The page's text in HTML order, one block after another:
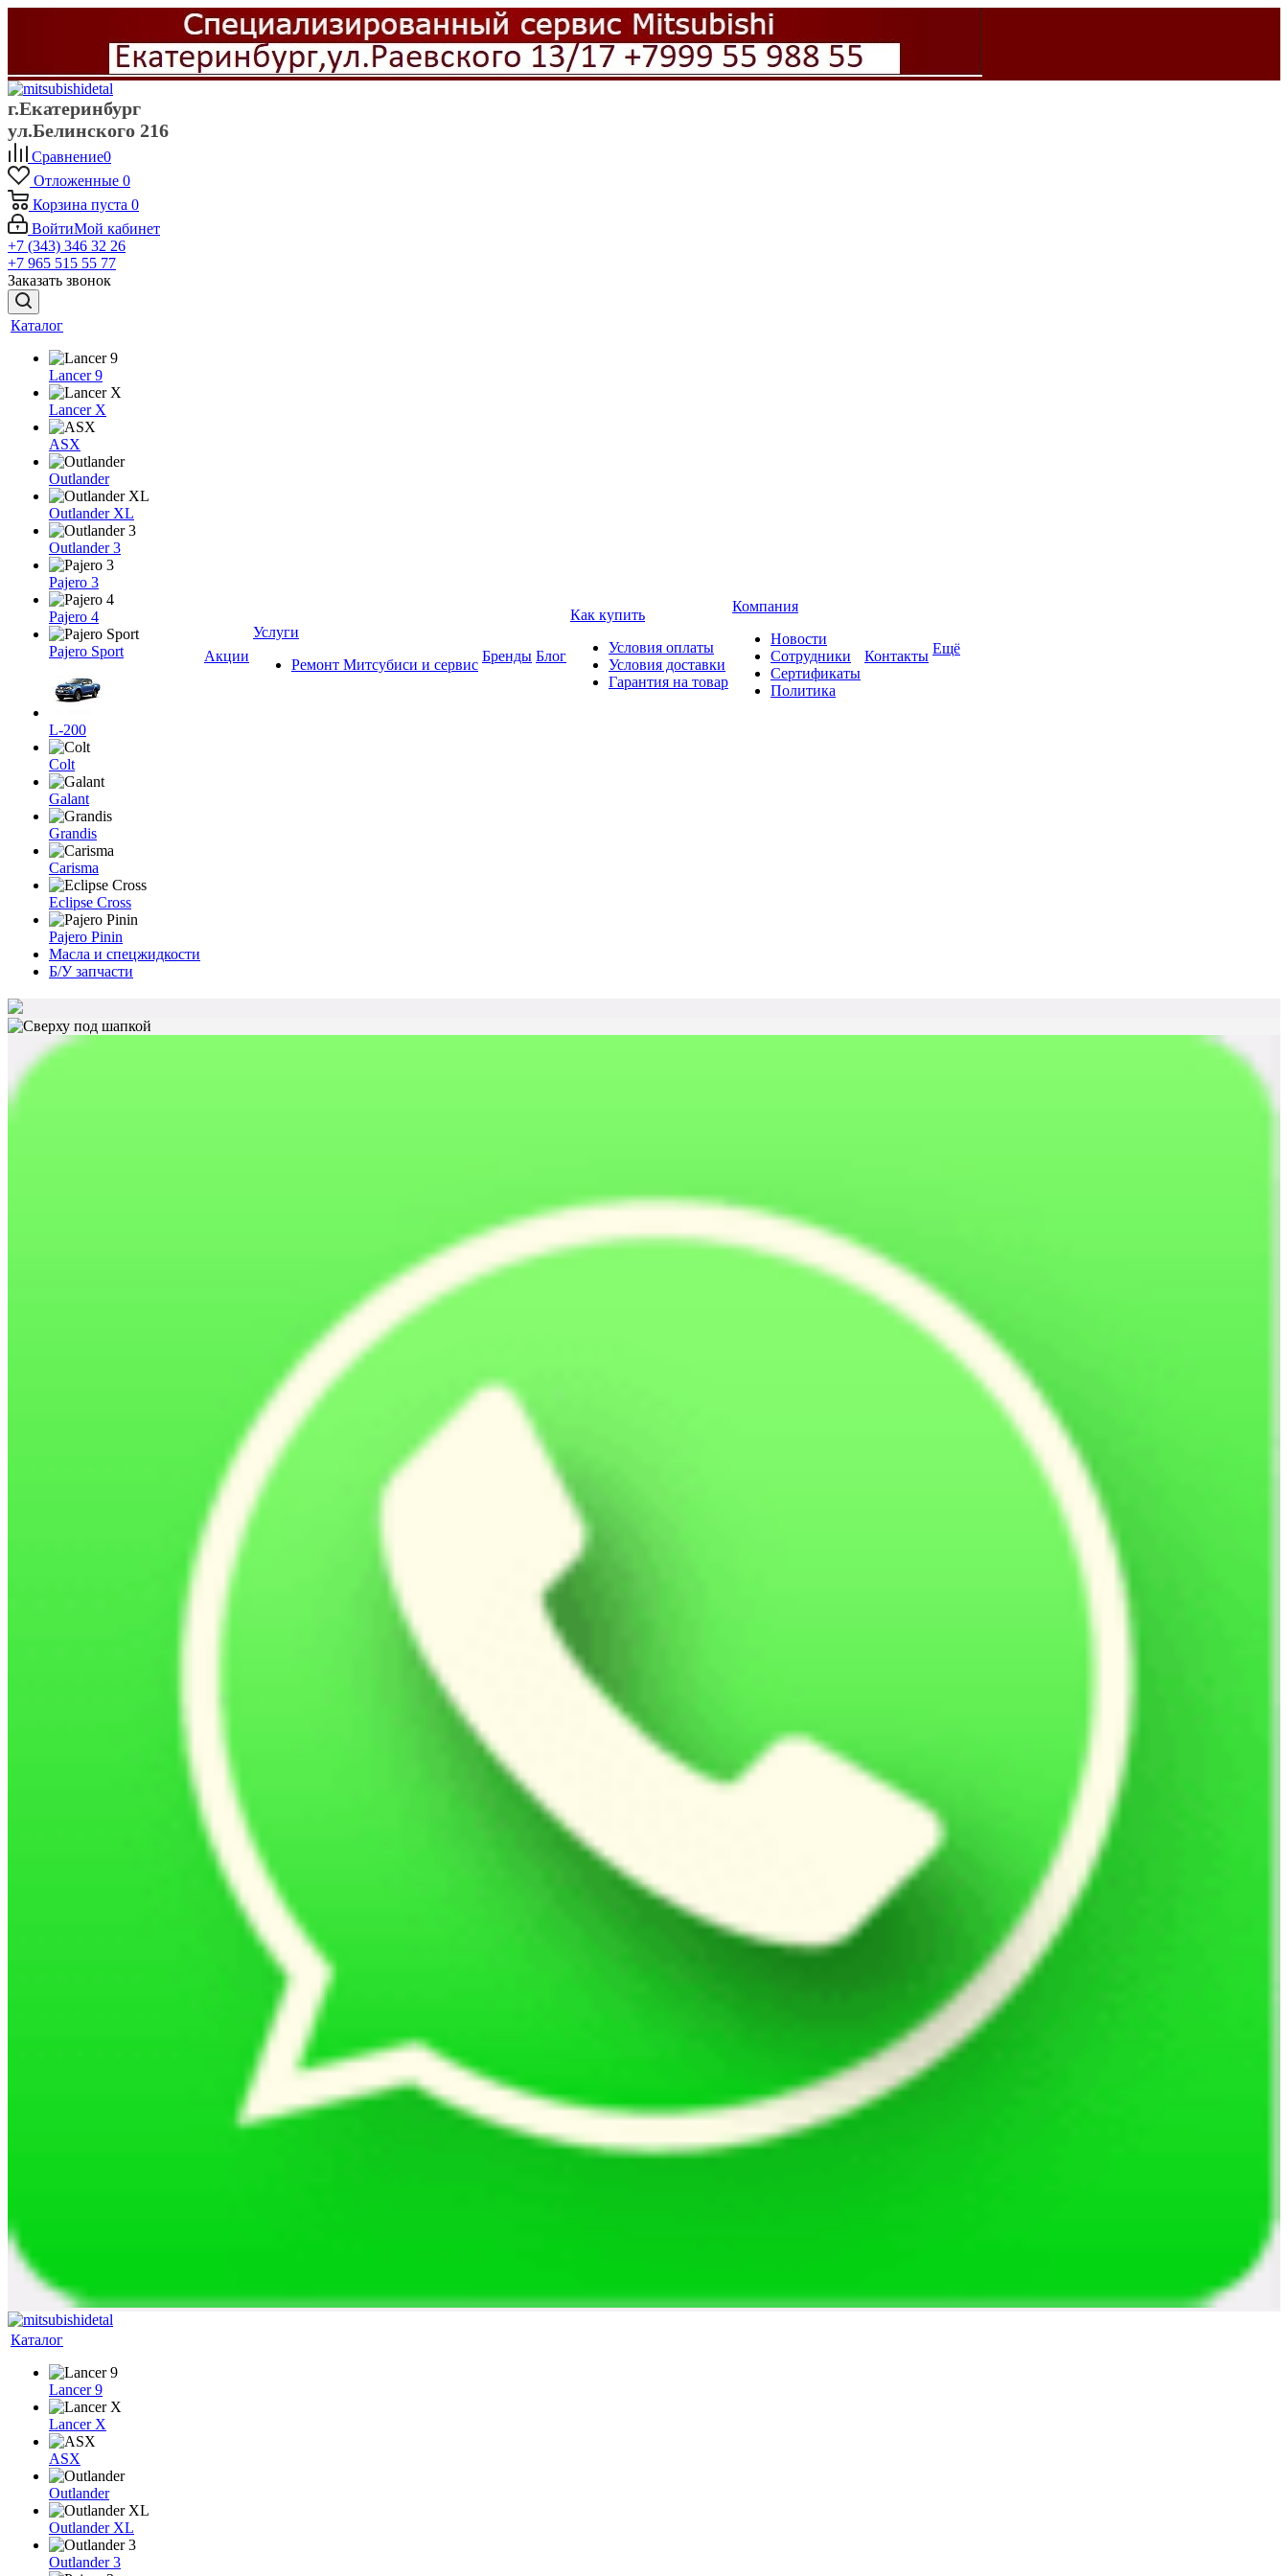
г.Екатеринбург
ул.Белинского 216
Сравнение0
Отложенные 0
Корзина пуста 0
ВойтиМой кабинет
+7 (343) 346 32 26
+7 965 515 55 77
Заказать звонок
Каталог
Lancer 9
Lancer X
ASX
Outlander
Outlander XL
Outlander 3
Pajero 3
Pajero 4
Pajero Sport
L-200
Colt
Galant
Grandis
Carisma
Eclipse Cross
Pajero Pinin
Масла и спецжидкости
Б/У запчасти
Акции
Услуги
Ремонт Митсубиси и сервис
Бренды Блог
Как купить
Условия оплаты
Условия доставки
Гарантия на товар
Компания
Новости
Сотрудники
Сертификаты
Политика
Контакты Ещё
Каталог
Lancer 9
Lancer X
ASX
Outlander
Outlander XL
Outlander 3